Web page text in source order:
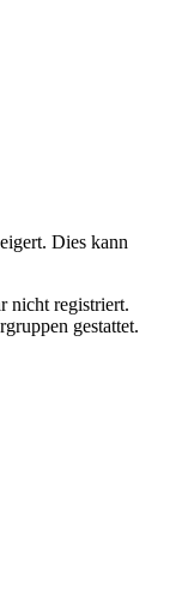
Dies kann
nicht registriert.
gestattet.